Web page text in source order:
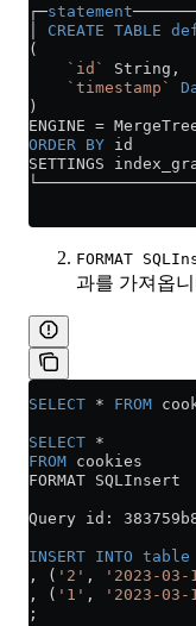
┌─statement
CREATE TABLE
(
    `id`
String,
    `timestamp`
)
ENGINE =
ORDER BY id
SETTINGS
FORMAT
과를 가져옵
SELECT * FROM
SELECT *
FROM cookies
FORMAT SQLInsert
Query id:
INSERT INTO table
, ( '2' , '2023-
, ( '1' , '2023-
;